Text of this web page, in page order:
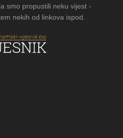
smo propustili neku vijest -
nekih od linkova ispod.